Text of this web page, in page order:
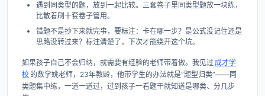
遇到同类型的题，放到一起比较。三套卷子里同类型题放一块练，
比散着刷十套卷子管用。
错题不是抄下来就完事，要标注：卡在哪一步？是公式没记住还是
思路没转过来？标注清楚了，下次才能绕开这个坑。
如果孩子自己不会归纳，就需要有经验的老师带着做。我见过成才学
校 的数学姚老师，23年教龄，他带学生的办法就是“题型归类”——同
类题集中练，一道一道过，过到孩子一看题干就知道是哪类、分几步